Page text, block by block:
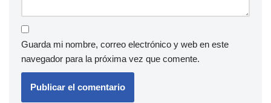
Guarda mi nombre, correo electrónico y web en este
navegador para la próxima vez que comente.